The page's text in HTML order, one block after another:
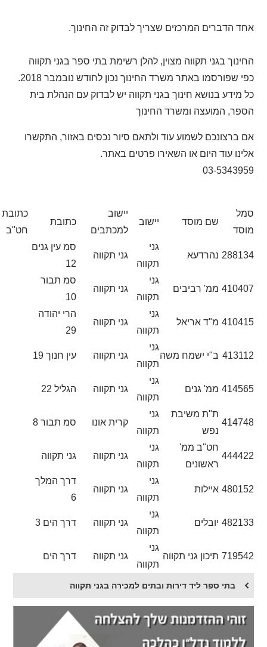
אחד הדברים המרכזים שצריך לבדוק זה החינוך.
החינוך בגני תקווה מצוין, להלן רשימת בתי ספר בגני תקווה
כפי שפורסמו באתר משרד החינוך נכון לחודש נובמבר 2018.
כל מידע בנושא חינוך בגני תקווה יש לבדוק עם הנהלת בית
הספר, המועצה ומשרד החינוך
אם ברצונכם לשמוע עוד ולתאם סיור נכסים באזור, התקשרו
אלינו עוד היום או השאירו פרטים באתר.
03-5343959
סמל
מוסד
שם מוסד יישוב
יישוב
למכתבים
כתובת
כתובת
חט"ב
288134 נהרדעא
גני
תקווה
גני תקווה
סמ עין גנים
12
410407 ממ' רביבים
גני
תקווה
גני תקווה
סמ תבור
10
410415 מ"ד אריאל
גני
תקווה
גני תקווה
הרי יהודה
29
413112 ב"י ישמח משה
גני
תקווה
גני תקווה עין חנוך 19
414565 ממ' גנים
גני
תקווה
גני תקווה הגליל 22
414748
ת"ת משיבת
נפש
גני
תקווה
קרית אונו סמ תבור 8
444422
חט"ב ממ'
ראשונים
גני
תקווה
גני תקווה גני תקווה
480152 איילות
גני
תקווה
גני תקווה
דרך המלך
6
482133 יובלים
גני
תקווה
גני תקווה דרך הים 3
719542 תיכון גני תקווה
גני
תקווה
גני תקווה דרך הים
בתי ספר ליד דירות ובתים למכירה בגני תקווה